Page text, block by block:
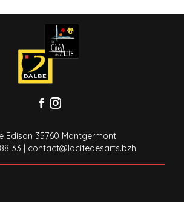
Edison 35760 Montgermont
33 | contact@lacitedesarts.bzh